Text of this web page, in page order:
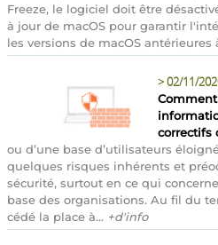
Freeze, le logiciel doit être
à jour de macOS pour garantir
les versions de macOS antérieures
>02/11/
correctifs
ou d’une base d’utilisateurs
quelques risques inhérents et
sécurité, surtout en ce qui
base des organisations. Au fil du
cédé la place à... +d'info